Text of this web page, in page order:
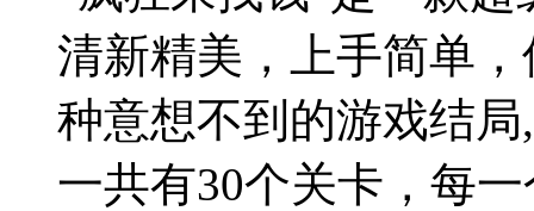
清新精美，上手简单
种意想不到的游戏结
一共有30个关卡，每